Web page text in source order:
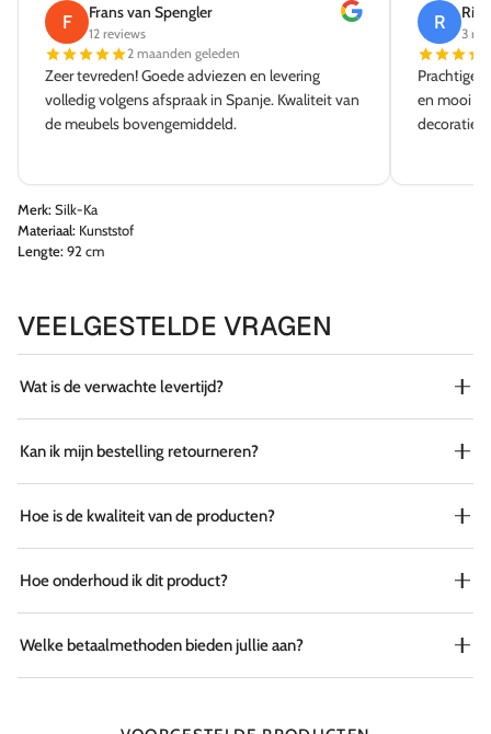
F Frans van Spengler
12 reviews
2 maanden geleden
Zeer tevreden! Goede adviezen en levering
volledig volgens afspraak in Spanje. Kwaliteit van
de meubels bovengemiddeld.
R
3
Prachtige
en mooi
decoratie
Merk:Silk-Ka
Materiaal: Kunststof
Lengte:92 cm
VEELGESTELDE VRAGEN
Wat is de verwachte levertijd?
Kan ik mijn bestelling retourneren?
Hoe is de kwaliteit van de producten?
Hoe onderhoud ik dit product?
Welke betaalmethoden bieden jullie aan?